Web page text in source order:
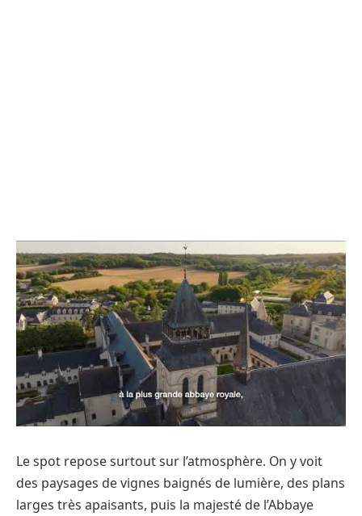
Le spot repose surtout sur l’atmosphère. On y voit
des paysages de vignes baignés de lumière, des plans
larges très apaisants, puis la majesté de l’Abbaye